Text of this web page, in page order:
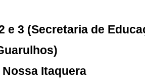
e 3 (Secretaria de
Itaquera